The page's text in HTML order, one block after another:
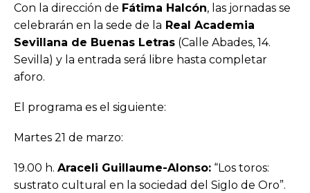
Con la dirección de Fátima Halcón, las jornadas se
celebrarán en la sede de la Real Academia
Sevillana de Buenas Letras (Calle Abades, 14.
Sevilla) y la entrada será libre hasta completar
aforo.
El programa es el siguiente:
Martes 21 de marzo:
19.00 h. Araceli Guillaume-Alonso: “Los toros:
sustrato cultural en la sociedad del Siglo de Oro”.